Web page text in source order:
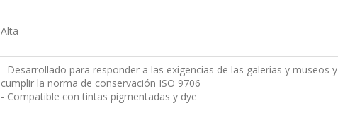
Alta
- Desarrollado para responder a las exigencias de las galerías y museos y
cumplir la norma de conservación ISO 9706
- Compatible con tintas pigmentadas y dye